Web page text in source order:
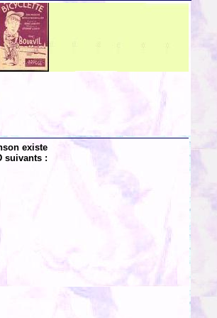
existe
suivants :